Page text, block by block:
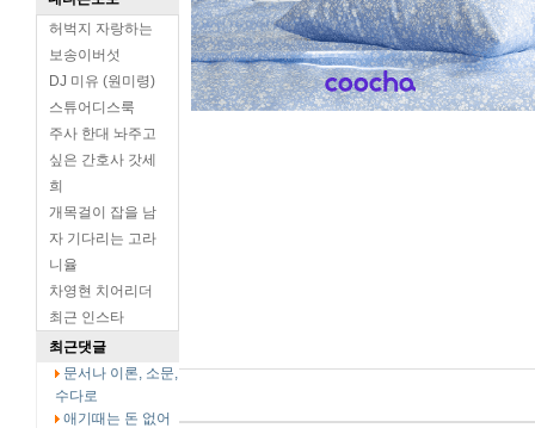
허벅지 자랑하는
보송이버섯
DJ 미유 (원미령)
스튜어디스룩
주사 한대 놔주고
싶은 간호사 갓세
희
개목걸이 잡을 남
자 기다리는 고라
니율
차영현 치어리더
최근 인스타
최근댓글
문서나 이론, 소문,
수다로
애기때는 돈 없어